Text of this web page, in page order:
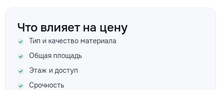
Что влияет на цену
Тип и качество материала
Общая площадь
Этаж и доступ
Срочность